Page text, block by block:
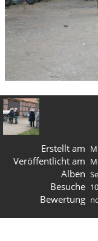
Erstellt am
Veröffentlicht am
Alben
Besuche
Bewertung